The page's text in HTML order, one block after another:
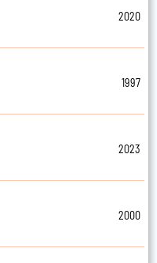
2020
1997
2023
2000